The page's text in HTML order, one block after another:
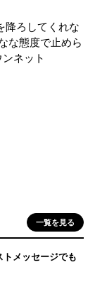
降ろしてくれな
な態度で止めら
ネット
一覧を見る
メッセージでも